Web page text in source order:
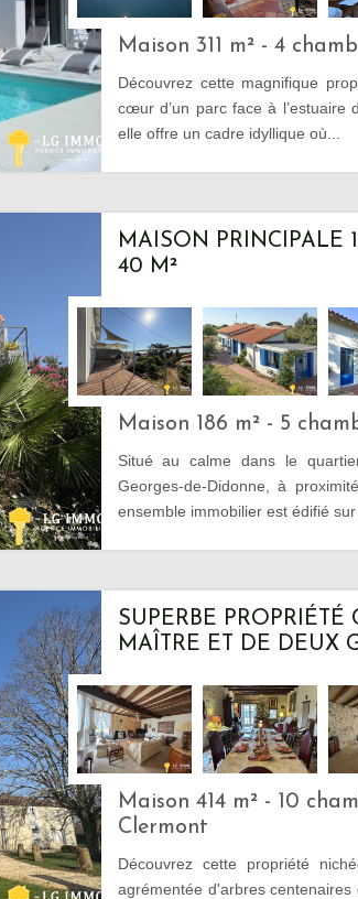
Maison 311 m² - 4
Découvrez cette magnifique
cœur d’un parc face à l’estuaire
elle offre un cadre idyllique où...
MAISON PRINCIPALE
40 M²
Maison 186 m² - 5
Situé au calme dans le
Georges-de-Didonne, à
ensemble immobilier est édifié sur
SUPERBE
MAÎTRE ET DE DEUX
Maison 414 m² - 10
Clermont
Découvrez cette propriété
agrémentée d'arbres